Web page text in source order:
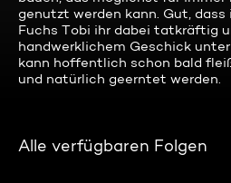
genutzt werden kann. Gut, dass
Fuchs Tobi ihr dabei tatkräftig
handwerklichem Geschick
kann hoffentlich schon bald
und natürlich geerntet werden.
Alle verfügbaren Folgen